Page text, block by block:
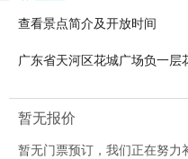
查看景点简介及开放时间
广东省天河区花城广场负一层
暂无报价
暂无门票预订，我们正在努力